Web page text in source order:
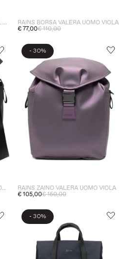
RAINS GIACCA SUVA HARDSHELL DONNA BEIGE
RAINS BORSA VALERA UOMO VIOLA
€ 77,00€ 110,00
RAINS ZAINO VALERA BUCKET UOMO NERO
- 30%
RAINS ZAINO VALERA UOMO VIOLA
€ 105,00€ 150,00
- 30%